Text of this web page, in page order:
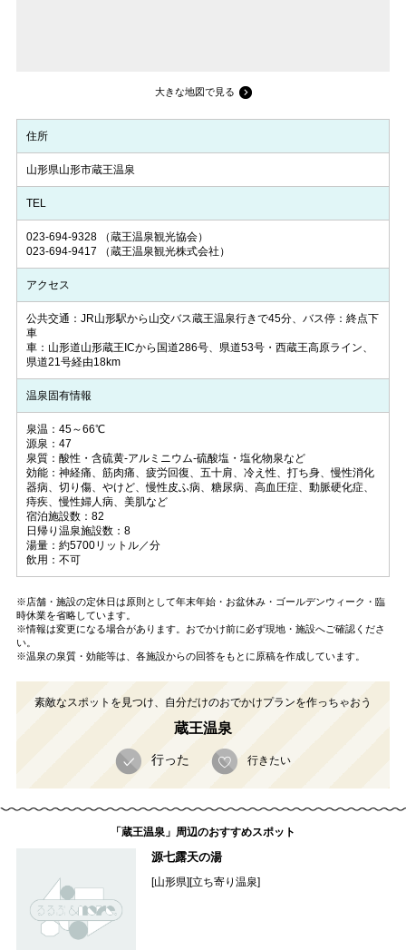
大きな地図で見る
住所
山形県山形市蔵王温泉
TEL
023-694-9328（蔵王温泉観光協会）
023-694-9417 （蔵王温泉観光株式会社）
アクセス
公共交通：JR山形駅から山交バス蔵王温泉行きで45分、バス停：終点下
車
車：山形道山形蔵王ICから国道286号、県道53号・西蔵王高原ライン、
県道21号経由18km
温泉固有情報
泉温：45～66℃
源泉：47
泉質：酸性・含硫黄-アルミニウム-硫酸塩・塩化物泉など
効能：神経痛、筋肉痛、疲労回復、五十肩、冷え性、打ち身、慢性消化
器病、切り傷、やけど、慢性皮ふ病、糖尿病、高血圧症、動脈硬化症、
痔疾、慢性婦人病、美肌など
宿泊施設数：82
日帰り温泉施設数：8
湯量：約5700リットル／分
飲用：不可
※店舗・施設の定休日は原則として年末年始・お盆休み・ゴールデンウィーク・臨
時休業を省略しています。
※情報は変更になる場合があります。おでかけ前に必ず現地・施設へご確認くださ
い。
※温泉の泉質・効能等は、各施設からの回答をもとに原稿を作成しています。
素敵なスポットを見つけ、自分だけのおでかけプランを作っちゃおう
蔵王温泉
行った 行きたい
「蔵王温泉」周辺のおすすめスポット
源七露天の湯
[山形県][立ち寄り温泉]